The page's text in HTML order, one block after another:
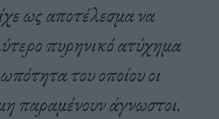
ως αποτέλεσμα να
πυρηνικό ατύχημα
του οποίου οι
παραμένουν άγνωστοι.